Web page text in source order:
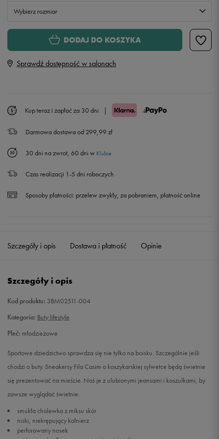
Wybierz rozmiar
Rozmiary EU
22,5 cm
38 24 cm
39 24,75 cm
40 25,5 cm
DODAJ DO KOSZYKA
Sprawdź dostępność w salonach
Kup teraz i zapłać za 30 dni |
Darmowa dostawa od 299,99 zł
30 dni na zwrot, 60 dni w Klubie
Czas realizacji 1-5 dni roboczych
Sposoby płatności: przelew zwykły, za pobraniem, płatność online
Szczegóły i opis Dostawa i płatność Opinie
Szczegóły i opis
Kod produktu: 3BM02511-004
Kategoria: Buty lifestyle
Płeć: młodzieżowe
Sportowe dziedzictwo sprawdza się nie tylko na boisku. Szczególnie jeśli
chodzi o buty. Sneakersy Fila Casim o koszykarskiej sylwetce będą świetnie
się prezentować na mieście. Noś je z ulubionymi jeansami i koszulkami, by
zawsze wyglądać świetnie.
smukła cholewka z miksu skór
niski, niekrępujący kołnierz
perforowany nosek